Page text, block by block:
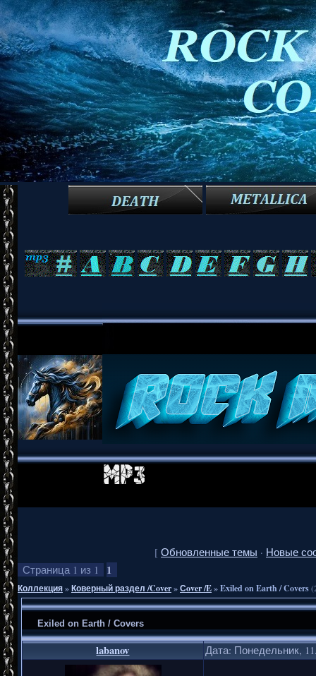
[ Обновленные темы · Новые
Страница 1 из 1 1
Коллекция»Коверный раздел /Cover»Сover /E»Exiled on Earth / Covers
Exiled on Earth / Covers
labanov Дата: Понедельник,